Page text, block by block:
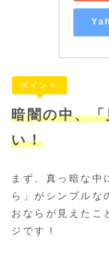
ポイント
暗闇の中、
い！
まず、真っ暗な中
ら」がシンプルな
おならが見えたこ
ジです！